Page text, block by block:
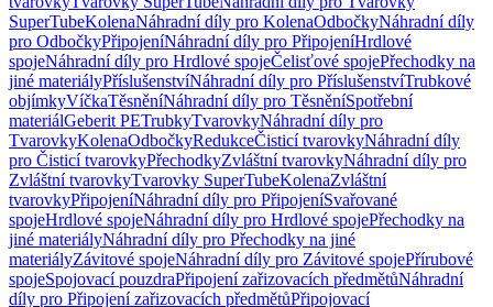
SuperTubeKolenaNáhradní díly pro KolenaOdbočkyNáhradní díly
pro OdbočkyPřipojeníNáhradní díly pro PřipojeníHrdlové
spojeNáhradní díly pro Hrdlové spojeČelisťové spojePřechodky na
jiné materiályPříslušenstvíNáhradní díly pro PříslušenstvíTrubkové
objímkyVíčkaTěsněníNáhradní díly pro TěsněníSpotřební
materiálGeberit PETrubkyTvarovkyNáhradní díly pro
TvarovkyKolenaOdbočkyRedukceČisticí tvarovkyNáhradní díly
pro Čisticí tvarovkyPřechodkyZvláštní tvarovkyNáhradní díly pro
Zvláštní tvarovkyTvarovky SuperTubeKolenaZvláštní
tvarovkyPřipojeníNáhradní díly pro PřipojeníSvařované
spojeHrdlové spojeNáhradní díly pro Hrdlové spojePřechodky na
jiné materiályNáhradní díly pro Přechodky na jiné
materiályZávitové spojeNáhradní díly pro Závitové spojePřírubové
spojeSpojovací pouzdraPřipojení zařizovacích předmětůNáhradní
díly pro Připojení zařizovacích předmětůPřipojovací